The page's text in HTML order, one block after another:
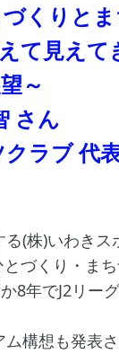
くりと
て見え
～
さん
ラブ 代
(株)いわき
づくり・ま
8年でJ2リー
構想も発表